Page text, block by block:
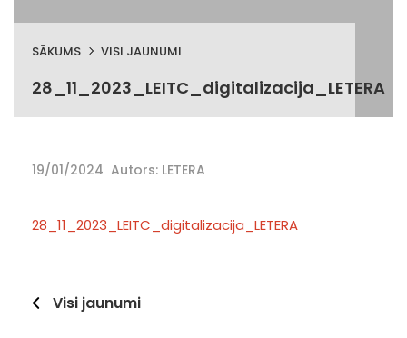
SĀKUMS VISI JAUNUMI
28_11_2023_LEITC_digitalizacija_LETERA
19/01/2024 Autors: LETERA
28_11_2023_LEITC_digitalizacija_LETERA
Visi jaunumi